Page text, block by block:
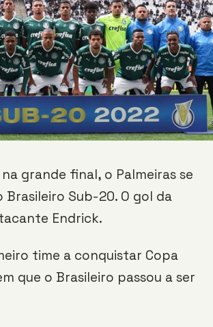
grande final, o Palmeiras se
Sub-20. O gol da
Endrick.
time a conquistar Copa
que o Brasileiro passou a ser